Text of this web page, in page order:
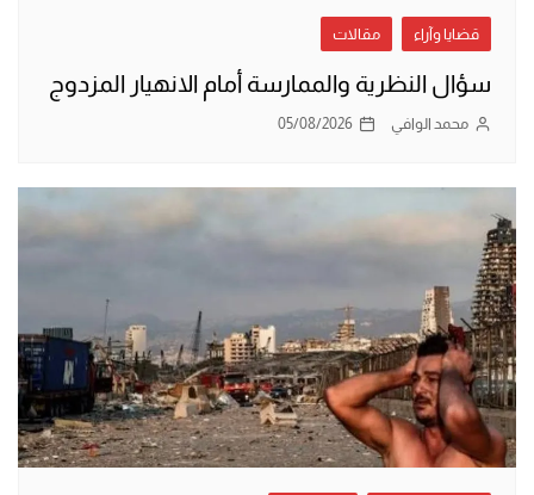
قضايا وآراء مقالات
سؤال النظرية والممارسة أمام الانهيار المزدوج
محمد الوافي 05/08/2026